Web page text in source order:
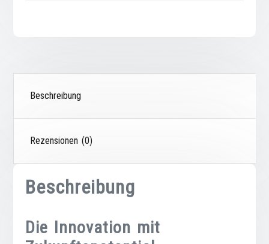
Beschreibung
Rezensionen (0)
Beschreibung
Die Innovation mit